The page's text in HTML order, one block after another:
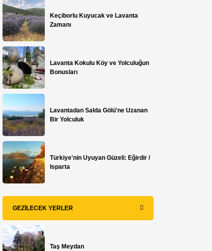
Keçiborlu Kuyucak ve Lavanta
Zamanı
Lavanta Kokulu Köy ve Yolculuğun
Bonusları
Lavantadan Salda Gölü'ne Uzanan
Bir Yolculuk
Türkiye'nin Uyuyan Güzeli: Eğirdir /
Isparta
GEZILECEK YERLER
Taş Meydan